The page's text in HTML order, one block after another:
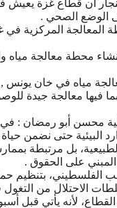
ﺍﻟﻮﺿﻊ ﺍﻟﺼﺤﻲ .
ﺍﻟﻤﻌﺎﻟﺠﺔ ﺍﻟﻤﺮﻛﺰﻳﺔ
ﻣﺤﻄﺔ ﻣﻌﺎﻟﺠﺔ ﻣﻴﺎﻩ
ﻹﻧﺸﺎﺀ ﻣﺤﻄﺔ ﻣﻌﺎﻟﺠﺔ ﻣﻴﺎﻩ
ﺑﻤﺎ ﻓﻴﻬﺎ ﻣﻌﺎﻟﺠﺔ ﺟﻴﺪﺓ
ﻣﺤﺴﻦ ﺃﺑﻮ ﺭﻣﻀﺎﻥ : ﻓﻲ
ﺣﺘﻰ ﻧﻀﻤﻦ ﺣﻴﺎﺓ
ﺑﻞ ﻣﺮﺗﺒﻄﺔ
ﻋﻠﻰ ﺍﻟﺤﻘﻮﻕ .
ﺑﺘﻨﻈﻴﻢ
ﺍﻻﺣﺘﻼﻝ ﻣﻦ